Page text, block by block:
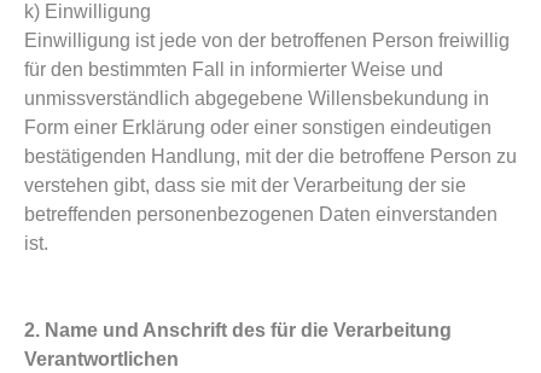
k) Einwilligung
Einwilligung ist jede von der betroffenen Person freiwillig
für den bestimmten Fall in informierter Weise und
unmissverständlich abgegebene Willensbekundung in
Form einer Erklärung oder einer sonstigen eindeutigen
bestätigenden Handlung, mit der die betroffene Person zu
verstehen gibt, dass sie mit der Verarbeitung der sie
betreffenden personenbezogenen Daten einverstanden
ist.
2. Name und Anschrift des für die Verarbeitung
Verantwortlichen